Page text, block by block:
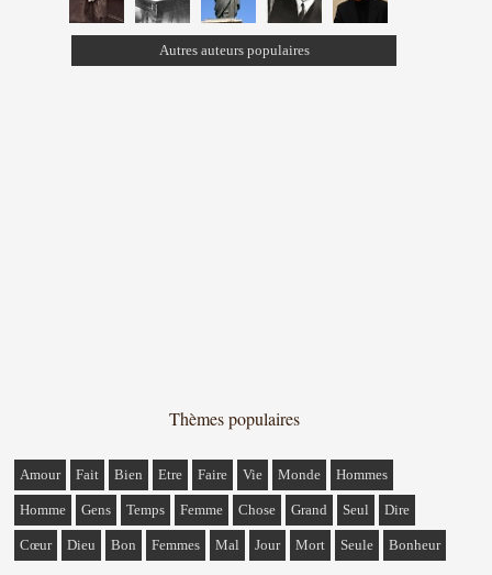
Autres auteurs populaires
Thèmes populaires
Amour Fait Bien Etre Faire Vie Monde Hommes
Homme Gens Temps Femme Chose Grand Seul Dire
Cœur Dieu Bon Femmes Mal Jour Mort Seule Bonheur